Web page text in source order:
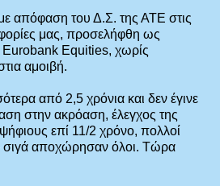
με απόφαση του Δ.Σ. της ΑΤΕ στις
μας, προσελήφθη ως
Equities, χωρίς
αμοιβή.
από 2,5 χρόνια και δεν έγινε
στην ακρόαση, έλεγχος της
επί 11/2 χρόνο, πολλοί
σιγά αποχώρησαν όλοι. Τώρα